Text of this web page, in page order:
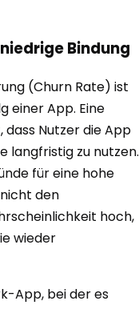
Bindung
(Churn Rate) ist
einer App. Eine
Nutzer die App
langfristig zu nutzen.
für eine hohe
den
hoch,
wieder
App, bei der es